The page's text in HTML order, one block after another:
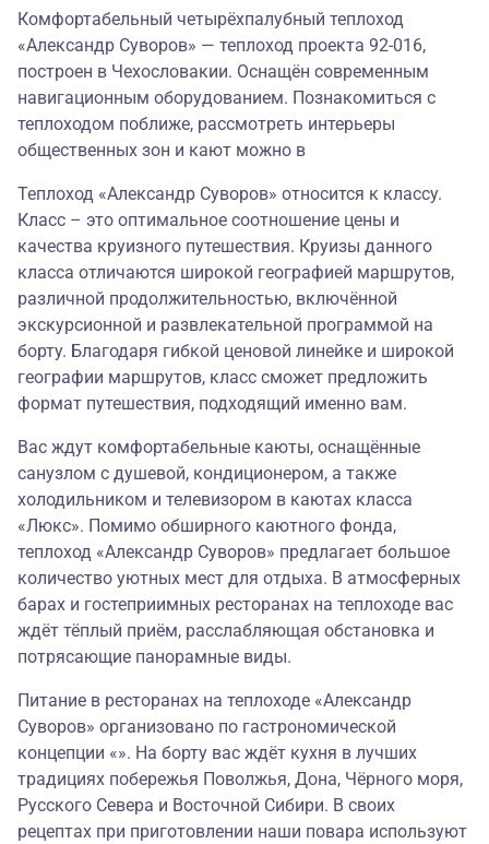
Комфортабельный четырёхпалубный теплоход
«Александр Суворов» — теплоход проекта 92-016,
построен в Чехословакии. Оснащён современным
навигационным оборудованием. Познакомиться с
теплоходом поближе, рассмотреть интерьеры
общественных зон и кают можно в
Теплоход «Александр Суворов» относится к классу.
Класс – это оптимальное соотношение цены и
качества круизного путешествия. Круизы данного
класса отличаются широкой географией маршрутов,
различной продолжительностью, включённой
экскурсионной и развлекательной программой на
борту. Благодаря гибкой ценовой линейке и широкой
географии маршрутов, класс сможет предложить
формат путешествия, подходящий именно вам.
Вас ждут комфортабельные каюты, оснащённые
санузлом с душевой, кондиционером, а также
холодильником и телевизором в каютах класса
«Люкс». Помимо обширного каютного фонда,
теплоход «Александр Суворов» предлагает большое
количество уютных мест для отдыха. В атмосферных
барах и гостеприимных ресторанах на теплоходе вас
ждёт тёплый приём, расслабляющая обстановка и
потрясающие панорамные виды.
Питание в ресторанах на теплоходе «Александр
Суворов» организовано по гастрономической
концепции «». На борту вас ждёт кухня в лучших
традициях побережья Поволжья, Дона, Чёрного моря,
Русского Севера и Восточной Сибири. В своих
рецептах при приготовлении наши повара используют